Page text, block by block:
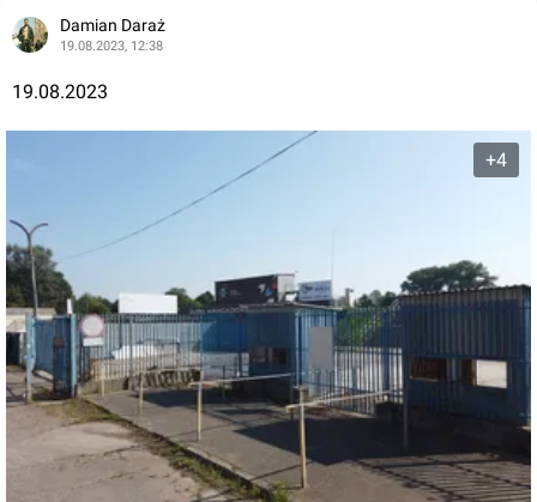
Damian Daraż
19.08.2023, 12:38
19.08.2023
+4